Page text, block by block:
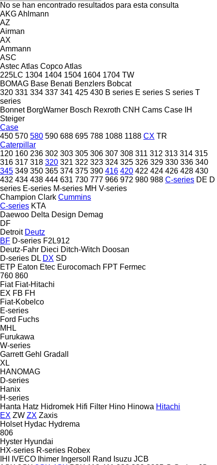
No se han encontrado resultados para esta consulta
AKGAhlmann
AZ
Airman
AX
Ammann
ASC
AstecAtlas CopcoAtlas
225LC 1304 1404 1504 1604 1704 TW
BOMAG Base Benati Benzlers Bobcat
320 331 334 337 341 425 430 B series E series S series T
series
Bonnet BorgWarner Bosch Rexroth CNH Cams Case IH
Steiger
Case
450 570 580 590 688 695 788 1088 1188 CX TR
Caterpillar
120 160 236 302 303 305 306 307 308 311 312 313 314 315
316 317 318 320 321 322 323 324 325 326 329 330 336 340
345 349 350 365 374 375 390 416 420 422 424 426 428 430
432 434 438 444 631 730 777 966 972 980 988 C-series DE D
series E-series M-series MH V-series
Champion Clark Cummins
C-series KTA
Daewoo Delta Design Demag
DF
Detroit Deutz
BF D-series F2L912
Deutz-Fahr Dieci Ditch-Witch Doosan
D-series DL DX SD
ETP Eaton Etec Eurocomach FPT Fermec
760 860
Fiat Fiat-Hitachi
EX FB FH
Fiat-Kobelco
E-series
Ford Fuchs
MHL
Furukawa
W-series
Garrett Gehl Gradall
XL
HANOMAG
D-series
Hanix
H-series
Hanta Hatz Hidromek Hifi Filter Hino Hinowa Hitachi
EX ZW ZX Zaxis
Holset Hydac Hydrema
806
Hyster Hyundai
HX-series R-series Robex
IHI
IVECO Ihimer Ingersoll Rand Isuzu JCB